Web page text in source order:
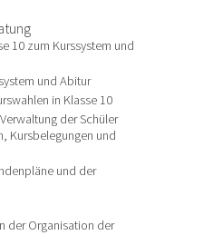
10 zum Kurssystem und
und Abitur
in Klasse 10
der Schüler
Kursbelegungen und
und der
der Organisation der